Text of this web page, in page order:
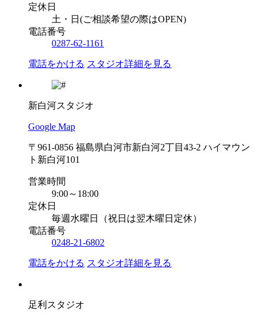
定休日
土・日(ご相談希望の際はOPEN)
電話番号
0287-62-1161
電話をかける スタジオ詳細を見る
新白河スタジオ
Google Map
〒961-0856 福島県白河市新白河2丁目43-2 ハイマウン
ト新白河101
営業時間
9:00～18:00
定休日
毎週水曜日（祝日は翌木曜日定休）
電話番号
0248-21-6802
電話をかける スタジオ詳細を見る
足利スタジオ